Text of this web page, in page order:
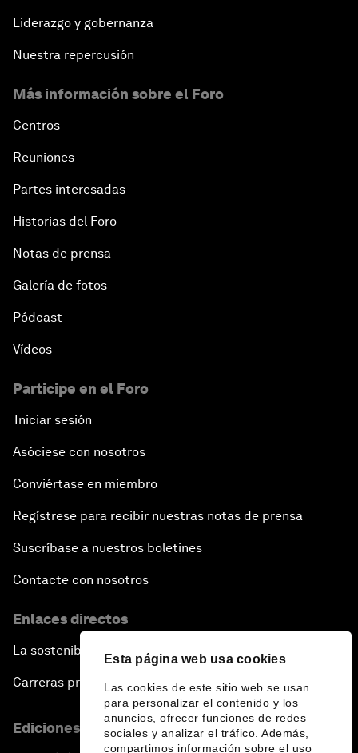
Esta página web usa cookies
Las cookies de este sitio web se usan
para personalizar el contenido y los
anuncios, ofrecer funciones de redes
sociales y analizar el tráfico. Además,
compartimos información sobre el uso
Liderazgo y gobernanza
Nuestra repercusión
Más información sobre el Foro
Centros
Reuniones
Partes interesadas
Historias del Foro
Notas de prensa
Galería de fotos
Pódcast
Vídeos
Participe en el Foro
Iniciar sesión
Asóciese con nosotros
Conviértase en miembro
Regístrese para recibir nuestras notas de prensa
Suscríbase a nuestros boletines
Contacte con nosotros
Enlaces directos
La sostenibilidad en el Foro
Carreras profesionales
Ediciones en otros idiomas